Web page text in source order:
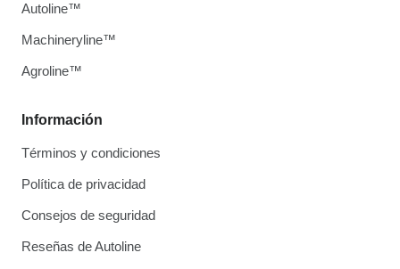
Información
Términos y condiciones
Política de privacidad
Consejos de seguridad
Reseñas de Autoline
Autoline™
Machineryline™
Agroline™